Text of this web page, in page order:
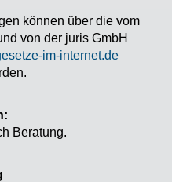
können über die vom
von der juris GmbH
im-internet.de
Beratung.